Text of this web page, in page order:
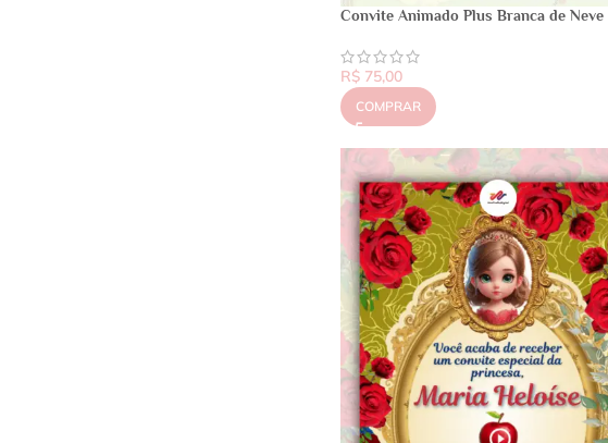
Convite Animado Plus Branca de Neve
R$75,00
COMPRAR